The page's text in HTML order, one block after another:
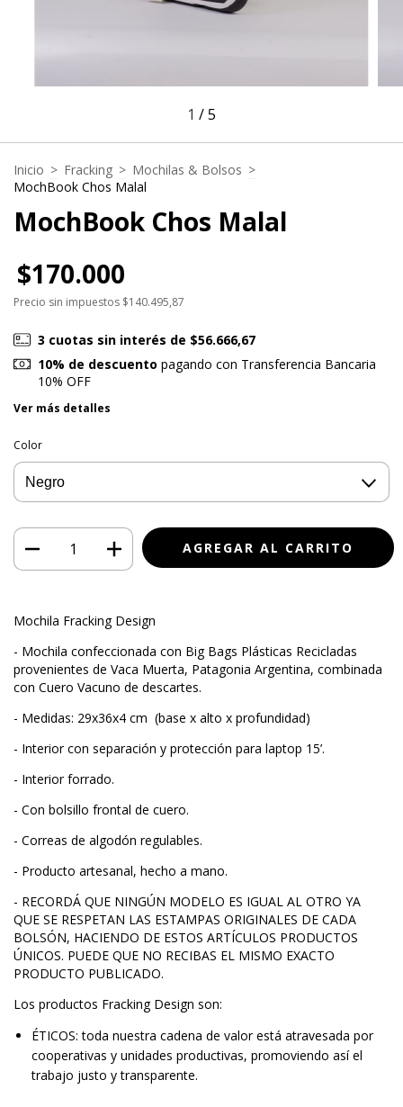
1 /5
Inicio > Fracking > Mochilas & Bolsos >
MochBook Chos Malal
MochBook Chos Malal
$170.000
Precio sin impuestos $140.495,87
3 cuotas sin interés de $56.666,67
10% de descuento pagando con Transferencia Bancaria
10% OFF
Ver más detalles
Color
Mochila Fracking Design
- Mochila confeccionada con Big Bags Plásticas Recicladas
provenientes de Vaca Muerta, Patagonia Argentina, combinada
con Cuero Vacuno de descartes.
- Medidas: 29x36x4 cm (base x alto x profundidad)
- Interior con separación y protección para laptop 15’.
- Interior forrado.
- Con bolsillo frontal de cuero.
- Correas de algodón regulables.
- Producto artesanal, hecho a mano.
- RECORDÁ QUE NINGÚN MODELO ES IGUAL AL OTRO YA
QUE SE RESPETAN LAS ESTAMPAS ORIGINALES DE CADA
BOLSÓN, HACIENDO DE ESTOS ARTÍCULOS PRODUCTOS
ÚNICOS. PUEDE QUE NO RECIBAS EL MISMO EXACTO
PRODUCTO PUBLICADO.
Los productos Fracking Design son:
ÉTICOS: toda nuestra cadena de valor está atravesada por
cooperativas y unidades productivas, promoviendo así el
trabajo justo y transparente.